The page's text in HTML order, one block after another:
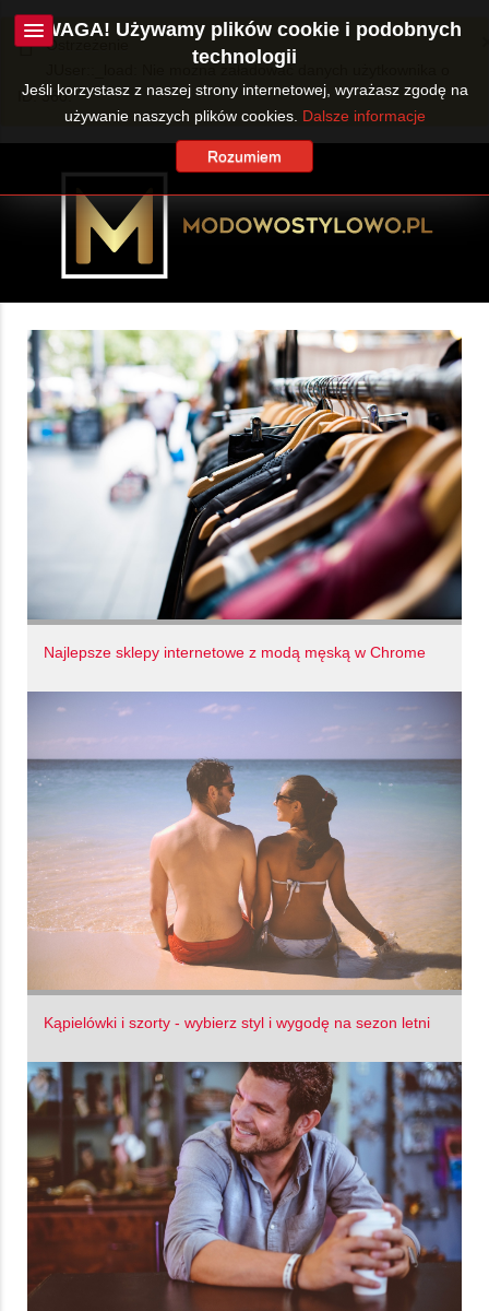
Ostrzeżenie
JUser::_load: Nie można załadować danych użytkownika o
ID: 360.
Najlepsze sklepy internetowe z modą męską w Chrome
Kąpielówki i szorty - wybierz styl i wygodę na sezon letni
UWAGA! Używamy plików cookie i podobnych
technologii
Jeśli korzystasz z naszej strony internetowej, wyrażasz zgodę na
używanie naszych plików cookies. Dalsze informacje
Rozumiem